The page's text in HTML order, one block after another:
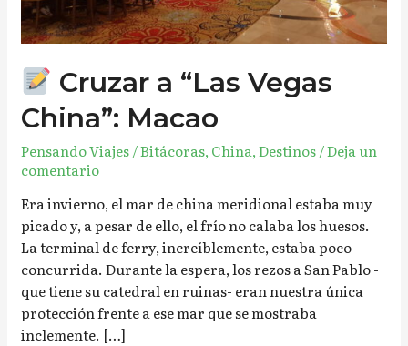
Cruzar a “Las Vegas
China”: Macao
Pensando Viajes/Bitácoras, China,Destinos/Deja un
comentario
Era invierno, el mar de china meridional estaba muy
picado y, a pesar de ello, el frío no calaba los huesos.
La terminal de ferry, increíblemente, estaba poco
concurrida. Durante la espera, los rezos a San Pablo -
que tiene su catedral en ruinas- eran nuestra única
protección frente a ese mar que se mostraba
inclemente. […]